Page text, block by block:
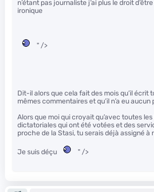
n’étant pas journaliste j’ai plus le droit
ironique
" />
Dit-il alors que cela fait des mois qu’il écrit
mêmes commentaires et qu’il n’a eu aucun
Alors que moi qui croyait qu’avec toutes les
dictatoriales qui ont été votées et des
proche de la Stasi, tu serais déjà assigné à
Je suis déçu " />